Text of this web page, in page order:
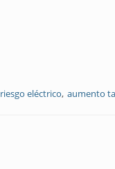
riesgo eléctrico aumento